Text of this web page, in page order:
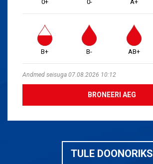
0+ 0- A+
B+ B- AB+
Andmed seisuga 07.08.2026 10:12
BRONEERI AEG
TULE DOONORIKS